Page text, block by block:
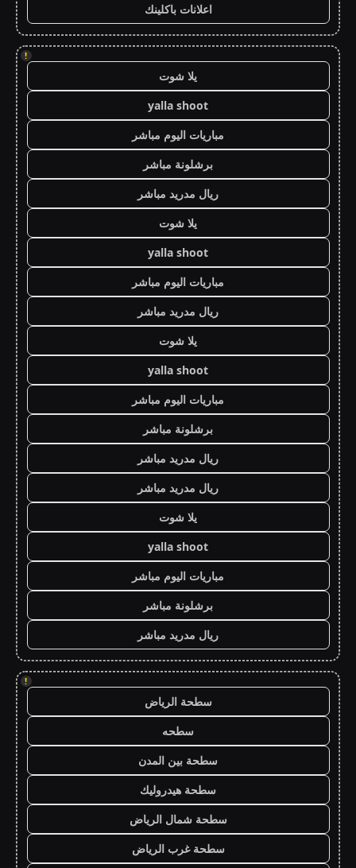
اعلانات باكلينك
!
يلا شوت
yalla shoot
مباريات اليوم مباشر
برشلونة مباشر
ريال مدريد مباشر
يلا شوت
yalla shoot
مباريات اليوم مباشر
ريال مدريد مباشر
يلا شوت
yalla shoot
مباريات اليوم مباشر
برشلونة مباشر
ريال مدريد مباشر
ريال مدريد مباشر
يلا شوت
yalla shoot
مباريات اليوم مباشر
برشلونة مباشر
ريال مدريد مباشر
!
سطحة الرياض
سطحه
سطحة بين المدن
سطحة هيدروليك
سطحة شمال الرياض
سطحة غرب الرياض